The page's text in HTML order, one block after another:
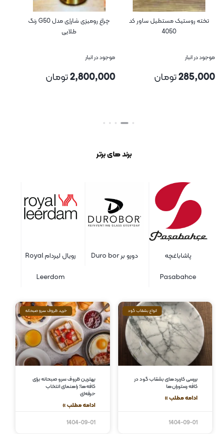
مستطیل ساور کد
تومان
چراغ رومیزی شارژی مدل G50 رنگ
موجود در انبار
2,800,000تومان
بستن
مزه خوری
برند های برتر
دورو بر Duro bor
رویال لیردام Royal
ساچی sachi
انواع بشقاب گود
کاربردهای بشقاب گود در
مطلب »
1404-
خرید ظروف سرو صبحانه
بهترین ظروف سرو صبحانه برای
کافه‌ها؛ راهنمای انتخاب
ادامه مطلب »
1404-09-01